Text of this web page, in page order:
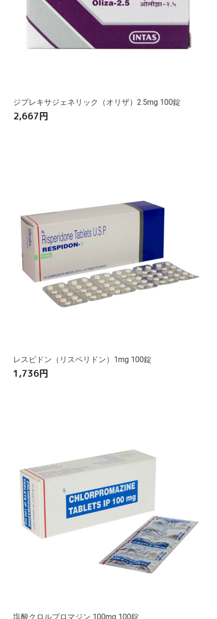
ジプレキサジェネリック（オリザ）2.5mg 100錠
2,667円
レスピドン（リスペリドン）1mg 100錠
1,736円
塩酸クロルプロマジン 100mg 100錠